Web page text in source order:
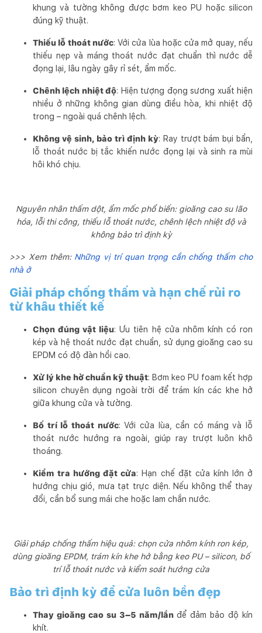
khung và tường không được bơm keo PU hoặc silicon
đúng kỹ thuật.
Thiếu lỗ thoát nước: Với cửa lùa hoặc cửa mở quay, nếu
thiếu nẹp và máng thoát nước đạt chuẩn thì nước dễ
đọng lại, lâu ngày gây rỉ sét, ẩm mốc.
Chênh lệch nhiệt độ: Hiện tượng đọng sương xuất hiện
nhiều ở những không gian dùng điều hòa, khi nhiệt độ
trong – ngoài quá chênh lệch.
Không vệ sinh, bảo trì định kỳ: Ray trượt bám bụi bẩn,
lỗ thoát nước bị tắc khiến nước đọng lại và sinh ra mùi
hôi khó chịu.
Nguyên nhân thấm dột, ẩm mốc phổ biến: gioăng cao su lão
hóa, lỗi thi công, thiếu lỗ thoát nước, chênh lệch nhiệt độ và
không bảo trì định kỳ
>>> Xem thêm: Những vị trí quan trọng cần chống thấm cho
nhà ở
Giải pháp chống thấm và hạn chế rủi ro
từ khâu thiết kế
Chọn đúng vật liệu: Ưu tiên hệ cửa nhôm kính có ron
kép và hệ thoát nước đạt chuẩn, sử dụng gioăng cao su
EPDM có độ đàn hồi cao.
Xử lý khe hở chuẩn kỹ thuật: Bơm keo PU foam kết hợp
silicon chuyên dụng ngoài trời để trám kín các khe hở
giữa khung cửa và tường.
Bố trí lỗ thoát nước: Với cửa lùa, cần có máng và lỗ
thoát nước hướng ra ngoài, giúp ray trượt luôn khô
thoáng.
Kiểm tra hướng đặt cửa: Hạn chế đặt cửa kính lớn ở
hướng chịu gió, mưa tạt trực diện. Nếu không thể thay
đổi, cần bổ sung mái che hoặc lam chắn nước.
Giải pháp chống thấm hiệu quả: chọn cửa nhôm kính ron kép,
dùng gioăng EPDM, trám kín khe hở bằng keo PU – silicon, bố
trí lỗ thoát nước và kiểm soát hướng cửa
Bảo trì định kỳ để cửa luôn bền đẹp
Thay gioăng cao su 3–5 năm/lầnđể đảm bảo độ kín
khít.